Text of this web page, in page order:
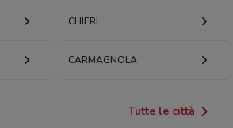
CHIERI
CARMAGNOLA
Tutte le città